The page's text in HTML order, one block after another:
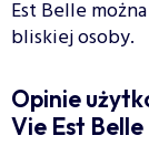
Est Belle
bliskiej osoby.
Opinie
Vie Est Belle